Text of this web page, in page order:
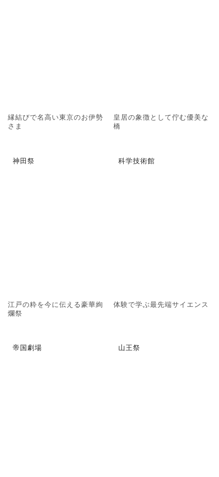
縁結びで名高い東京のお伊勢
さま
皇居の象徴として佇む優美な
橋
神田祭
江戸の粋を今に伝える豪華絢
爛祭
科学技術館
体験で学ぶ最先端サイエンス
帝国劇場 山王祭